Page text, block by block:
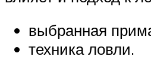
выбранная
техника ловли.